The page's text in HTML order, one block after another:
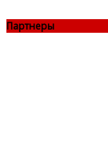
Партнеры